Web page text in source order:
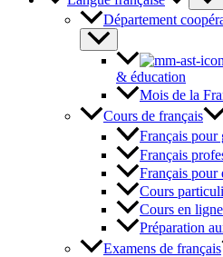
Département
& éducation
Mois de la
Cours de français
Français pour
Français
Français pour
Cours
Cours en
Préparation
Examens de français